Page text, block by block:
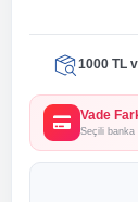
1000 TL
Vade
Seçili banka